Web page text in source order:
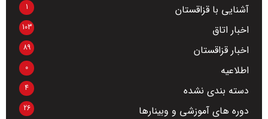
آشنایی با قزاقستان 1
اخبار اتاق 103
اخبار قزاقستان 89
اطلاعیه 0
دسته بندی نشده 4
دوره های آموزشی و وبینارها 26